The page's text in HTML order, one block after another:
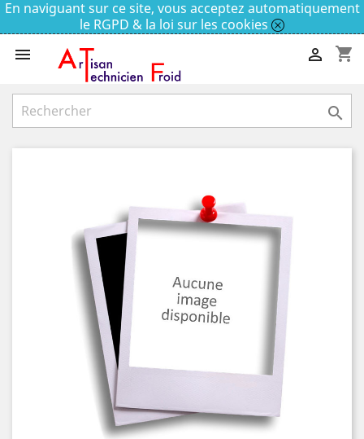
En naviguant sur ce site, vous acceptez automatiquement
le RGPD & la loi sur les cookies
 shopping_cart

